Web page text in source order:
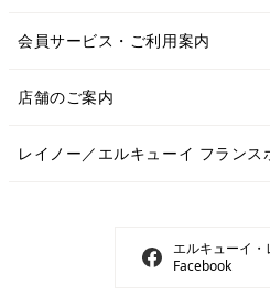
会員サービス・ご利用案内
店舗のご案内
レイノー／エルキューイ フランス
エルキューイ
Facebook